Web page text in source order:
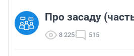
Про засаду
8 225 515